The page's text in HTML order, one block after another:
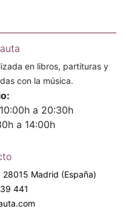
en libros, partituras y
con la música.
a 20:30h
a 14:00h
Madrid (España)
441